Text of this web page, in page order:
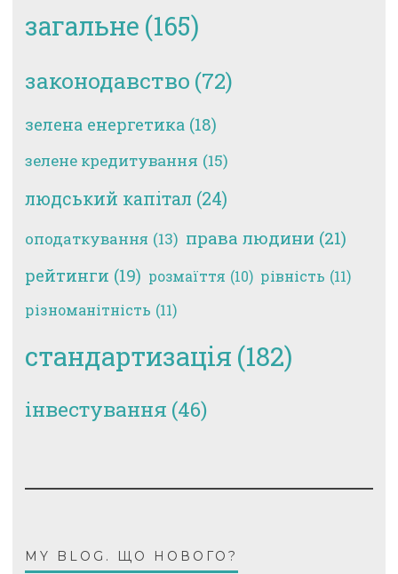
загальне (165)
законодавство (72)
зелена енергетика (18)
зелене кредитування (15)
людський капітал (24)
оподаткування (13) права людини (21)
рейтинги (19) розмаїття (10) рівність (11)
різноманітність (11)
стандартизація (182)
інвестування (46)
MY BLOG. ЩО НОВОГО?